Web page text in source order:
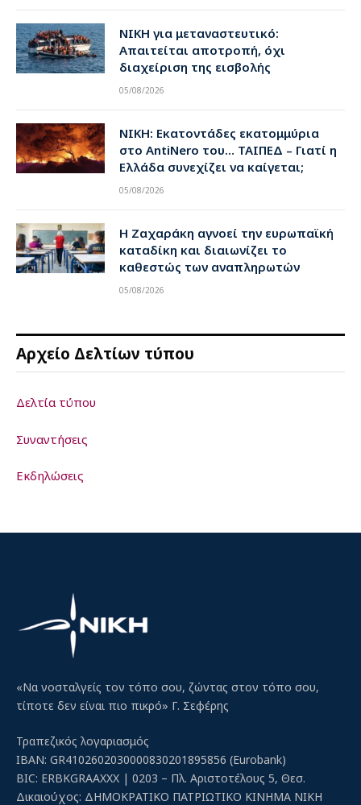
ΝΙΚΗ για μεταναστευτικό:
Απαιτείται αποτροπή, όχι
διαχείριση της εισβολής
05/08/2026
ΝΙΚΗ: Εκατοντάδες εκατομμύρια
στο AntiNero του… ΤΑΙΠΕΔ – Γιατί η
Ελλάδα συνεχίζει να καίγεται;
05/08/2026
Η Ζαχαράκη αγνοεί την ευρωπαϊκή
καταδίκη και διαιωνίζει το
καθεστώς των αναπληρωτών
05/08/2026
Αρχείο Δελτίων τύπου
Δελτία τύπου
Συναντήσεις
Εκδηλώσεις
«Να νοσταλγείς τον τόπο σου, ζώντας στον τόπο σου,
τίποτε δεν είναι πιο πικρό» Γ. Σεφέρης
Τραπεζικός λογαριασμός
IBAN: GR4102602030000830201895856 (Eurobank)
BIC: ERBKGRAAXXX | 0203 – Πλ. Αριστοτέλους 5, Θεσ.
Δικαιούχος: ΔΗΜΟΚΡΑΤΙΚΟ ΠΑΤΡΙΩΤΙΚΟ ΚΙΝΗΜΑ ΝΙΚΗ